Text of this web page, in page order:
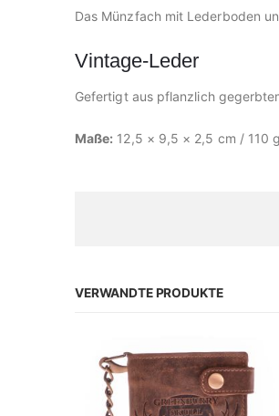
Das Münzfach mit Lederboden
Vintage-Leder
Gefertigt aus pflanzlich
Maße: 12,5 × 9,5 × 2,5 cm / 110 g
VERWANDTE PRODUKTE